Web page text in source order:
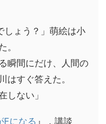
しょう？」萌絵は小
。
瞬間にだけ、人間の
はすぐ答えた。
しない」
Fになる 』，講談